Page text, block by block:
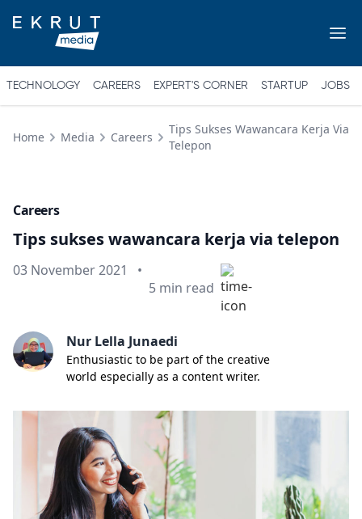
TECHNOLOGY CAREERS EXPERT'S CORNER STARTUP JOBS
Home Media Careers
Tips Sukses Wawancara Kerja Via
Telepon
Careers
Tips sukses wawancara kerja via telepon
Published on
03 November 2021
•
Min read
5 min read
Nur Lella Junaedi
Enthusiastic to be part of the creative
world especially as a content writer.